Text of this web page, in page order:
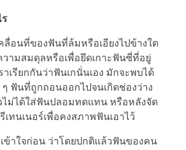
ร
ลื่อนที่ของฟันที่ล้มหรือเอียงไปข้างใด
ามสมดุลหรือเพื่อยึดเกาะฟันซี่ที่อยู่
าเรียกกันว่าฟันเกนั่นเอง มักจะพบได้
ฟันที่ถูกถอนออกไปจนเกิดช่องว่าง
ม่ได้ใส่ฟันปลอมทดแทน หรือหลังจัด
เทนเนอร์เพื่อคงสภาพฟันเอาไว้
ข้าใจก่อน ว่าโดยปกติแล้วฟันของคน